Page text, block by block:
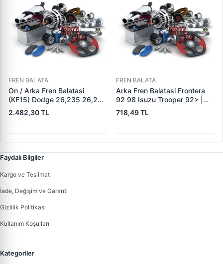
FREN BALATA
On / Arka Fren Balatasi
(KF15) Dodge 26,235 26,260
32,260 Dingil | KALE B 1278
1840 05 KF22 | OEM 19557 /
M91003501
2.482,30 TL
FREN BALATA
Arka Fren Balatasi Frontera
92 98 Isuzu Trooper 92> |
KRAFTVOLL 07160049 |
OEM 160 5851
718,49 TL
Faydalı Bilgiler
Kargo ve Teslimat
İade, Değişim ve Garanti
Gizlilik Politikası
Kullanım Koşulları
Kategoriler